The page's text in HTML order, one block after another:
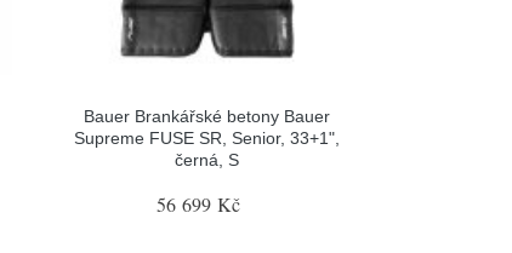
Bauer Brankářské betony Bauer
Supreme FUSE SR, Senior, 33+1",
černá, S
56 699 Kč